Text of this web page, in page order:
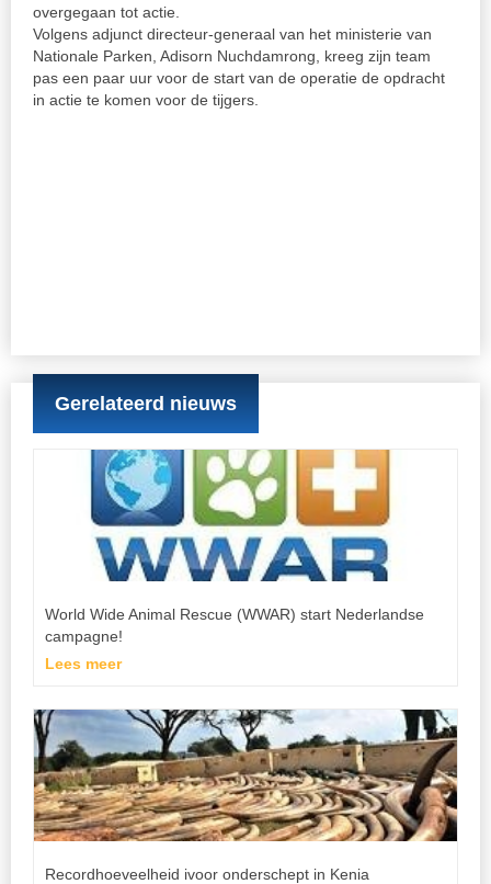
overgegaan tot actie.
Volgens adjunct directeur-generaal van het ministerie van
Nationale Parken, Adisorn Nuchdamrong, kreeg zijn team
pas een paar uur voor de start van de operatie de opdracht
in actie te komen voor de tijgers.
Gerelateerd nieuws
World Wide Animal Rescue (WWAR) start Nederlandse
campagne!
Lees meer
Recordhoeveelheid ivoor onderschept in Kenia